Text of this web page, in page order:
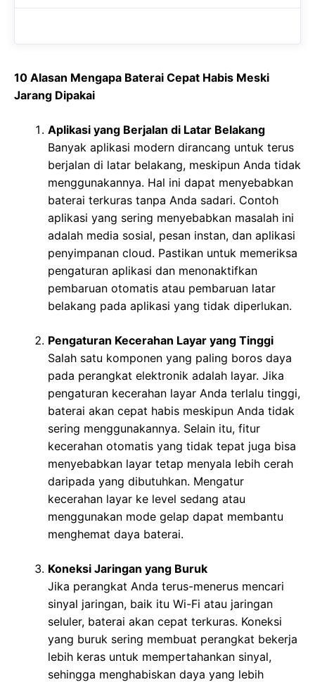
10 Alasan Mengapa Baterai Cepat Habis Meski
Jarang Dipakai
Aplikasi yang Berjalan di Latar Belakang
Banyak aplikasi modern dirancang untuk terus
berjalan di latar belakang, meskipun Anda tidak
menggunakannya. Hal ini dapat menyebabkan
baterai terkuras tanpa Anda sadari. Contoh
aplikasi yang sering menyebabkan masalah ini
adalah media sosial, pesan instan, dan aplikasi
penyimpanan cloud. Pastikan untuk memeriksa
pengaturan aplikasi dan menonaktifkan
pembaruan otomatis atau pembaruan latar
belakang pada aplikasi yang tidak diperlukan.
Pengaturan Kecerahan Layar yang Tinggi
Salah satu komponen yang paling boros daya
pada perangkat elektronik adalah layar. Jika
pengaturan kecerahan layar Anda terlalu tinggi,
baterai akan cepat habis meskipun Anda tidak
sering menggunakannya. Selain itu, fitur
kecerahan otomatis yang tidak tepat juga bisa
menyebabkan layar tetap menyala lebih cerah
daripada yang dibutuhkan. Mengatur
kecerahan layar ke level sedang atau
menggunakan mode gelap dapat membantu
menghemat daya baterai.
Koneksi Jaringan yang Buruk
Jika perangkat Anda terus-menerus mencari
sinyal jaringan, baik itu Wi-Fi atau jaringan
seluler, baterai akan cepat terkuras. Koneksi
yang buruk sering membuat perangkat bekerja
lebih keras untuk mempertahankan sinyal,
sehingga menghabiskan daya yang lebih